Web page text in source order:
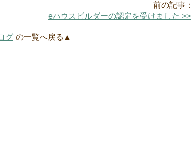
前の記事：
eハウスビルダーの認定を受けました >>
グ の一覧へ戻る▲